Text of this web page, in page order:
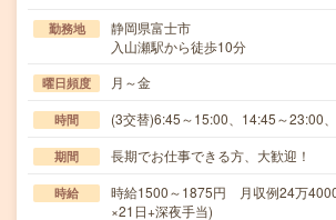
勤務地
静岡県富士市
入山瀬駅から徒歩10分
曜日頻度 月～金
時間 (3交替)6:45～15:00、14:45～23:00
期間 長期でお仕事できる方、大歓迎！
時給
時給1500～1875円 月収例24万
×21日+深夜手当)